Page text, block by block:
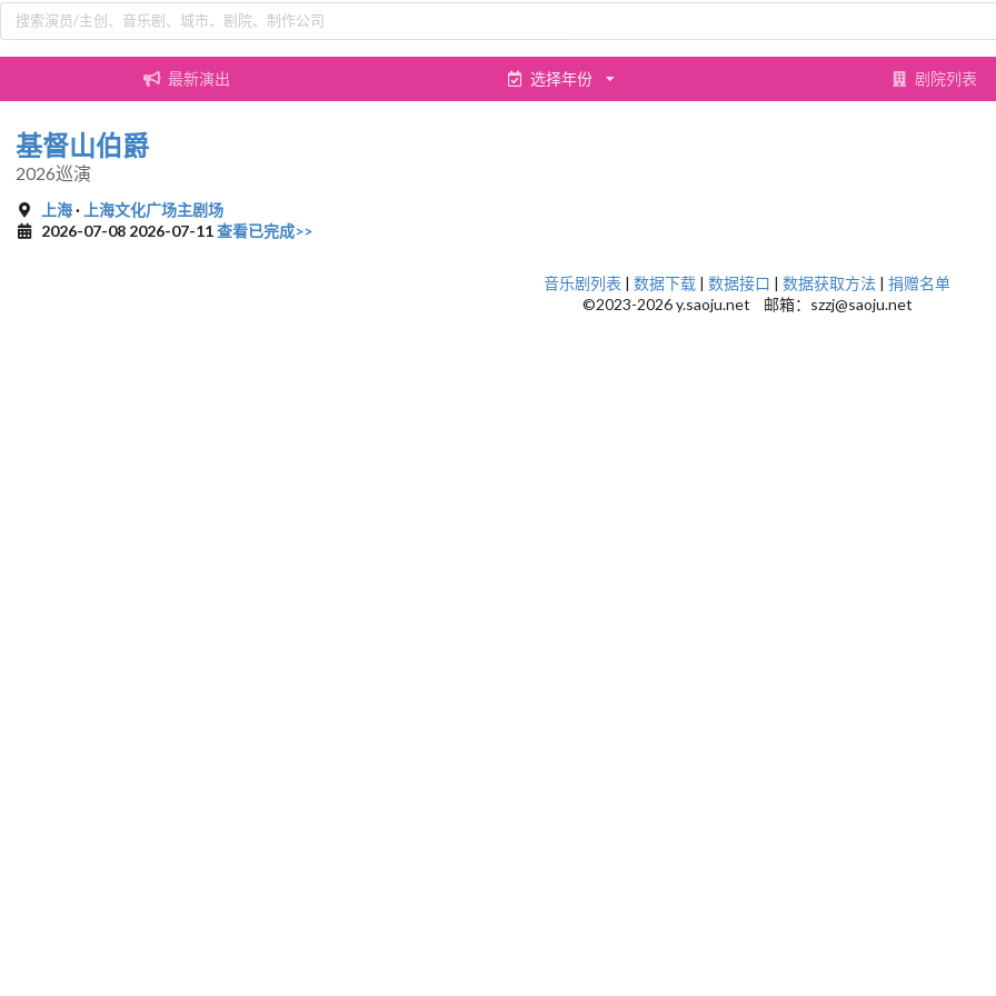
最新演出 选择年份 剧院列表
基督山伯爵
2026巡演
上海· 上海文化广场主剧场
2026-07-08 2026-07-11查看已完成>>
音乐剧列表 | 数据下载 | 数据接口 | 数据获取方法 | 捐赠名单
©2023-2026 y.saoju.net 邮箱：szzj@saoju.net